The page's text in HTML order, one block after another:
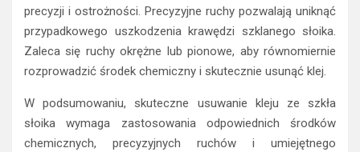
precyzji i ostrożności. Precyzyjne ruchy pozwalają uniknąć
przypadkowego uszkodzenia krawędzi szklanego słoika.
Zaleca się ruchy okrężne lub pionowe, aby równomiernie
rozprowadzić środek chemiczny i skutecznie usunąć klej.
W podsumowaniu, skuteczne usuwanie kleju ze szkła
słoika wymaga zastosowania odpowiednich środków
chemicznych, precyzyjnych ruchów i umiejętnego